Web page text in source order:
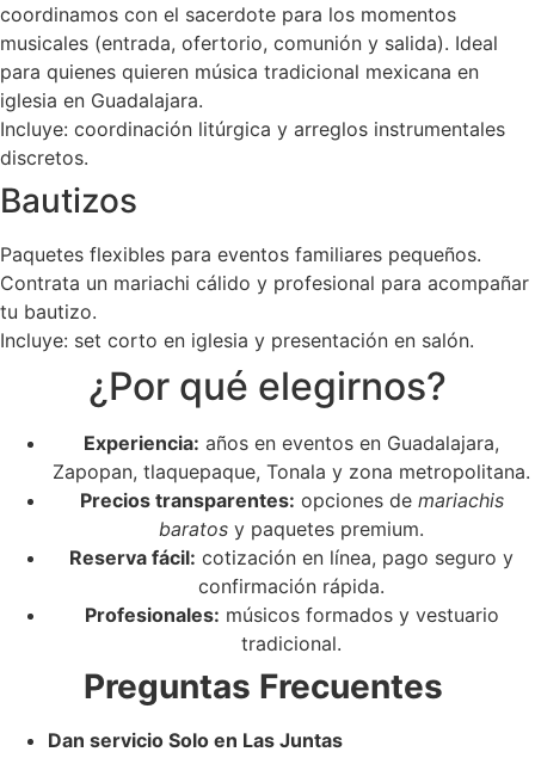
coordinamos con el sacerdote para los momentos
musicales (entrada, ofertorio, comunión y salida). Ideal
para quienes quieren música tradicional mexicana en
iglesia en Guadalajara.
Incluye: coordinación litúrgica y arreglos instrumentales
discretos.
Bautizos
Paquetes flexibles para eventos familiares pequeños.
Contrata un mariachi cálido y profesional para acompañar
tu bautizo.
Incluye: set corto en iglesia y presentación en salón.
¿Por qué elegirnos?
Experiencia: años en eventos en Guadalajara,
Zapopan, tlaquepaque, Tonala y zona metropolitana.
Precios transparentes: opciones de mariachis
baratos y paquetes premium.
Reserva fácil: cotización en línea, pago seguro y
confirmación rápida.
Profesionales: músicos formados y vestuario
tradicional.
Preguntas Frecuentes
Dan servicio Solo en Las Juntas